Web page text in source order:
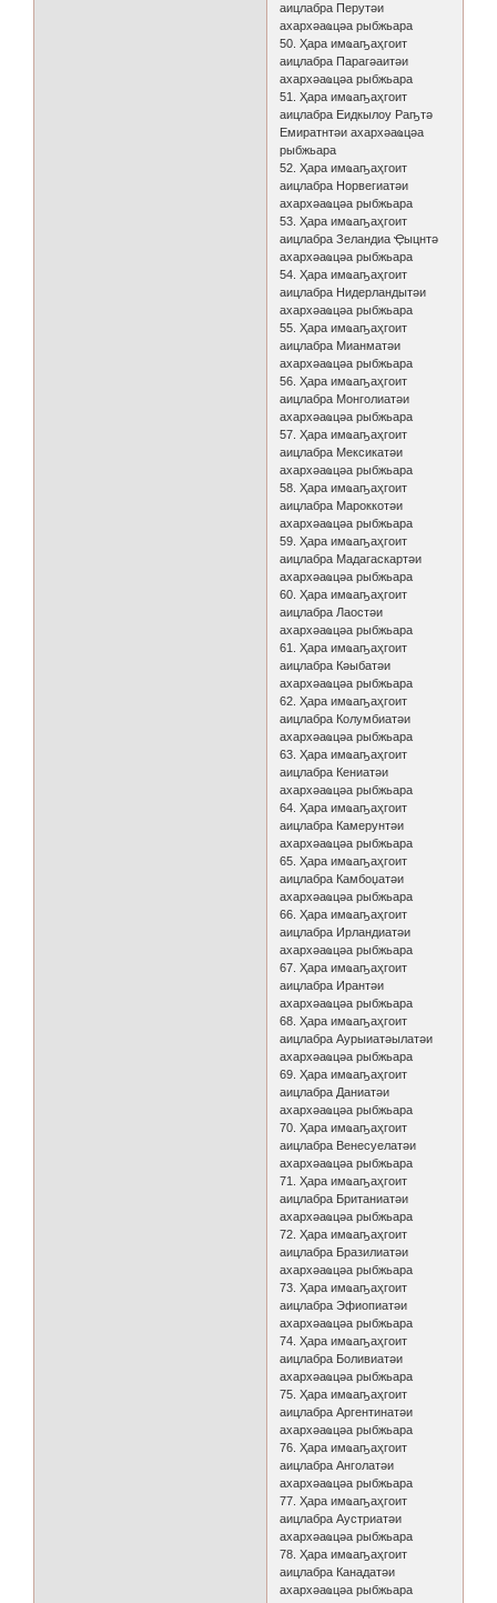
аицлабра Перутәи
ахархәаҩцәа рыбжьара
50. Ҳара имҩаҧаҳгоит
аицлабра Парагәаитәи
ахархәаҩцәа рыбжьара
51. Ҳара имҩаҧаҳгоит
аицлабра Еидкылоу Раҧтә
Емиратнтәи ахархәаҩцәа
рыбжьара
52. Ҳара имҩаҧаҳгоит
аицлабра Норвегиатәи
ахархәаҩцәа рыбжьара
53. Ҳара имҩаҧаҳгоит
аицлабра Зеландиа Ҿыцнтә
ахархәаҩцәа рыбжьара
54. Ҳара имҩаҧаҳгоит
аицлабра Нидерландытәи
ахархәаҩцәа рыбжьара
55. Ҳара имҩаҧаҳгоит
аицлабра Мианматәи
ахархәаҩцәа рыбжьара
56. Ҳара имҩаҧаҳгоит
аицлабра Монголиатәи
ахархәаҩцәа рыбжьара
57. Ҳара имҩаҧаҳгоит
аицлабра Мексикатәи
ахархәаҩцәа рыбжьара
58. Ҳара имҩаҧаҳгоит
аицлабра Мароккотәи
ахархәаҩцәа рыбжьара
59. Ҳара имҩаҧаҳгоит
аицлабра Мадагаскартәи
ахархәаҩцәа рыбжьара
60. Ҳара имҩаҧаҳгоит
аицлабра Лаостәи
ахархәаҩцәа рыбжьара
61. Ҳара имҩаҧаҳгоит
аицлабра Кәыбатәи
ахархәаҩцәа рыбжьара
62. Ҳара имҩаҧаҳгоит
аицлабра Колумбиатәи
ахархәаҩцәа рыбжьара
63. Ҳара имҩаҧаҳгоит
аицлабра Кениатәи
ахархәаҩцәа рыбжьара
64. Ҳара имҩаҧаҳгоит
аицлабра Камерунтәи
ахархәаҩцәа рыбжьара
65. Ҳара имҩаҧаҳгоит
аицлабра Камбоџатәи
ахархәаҩцәа рыбжьара
66. Ҳара имҩаҧаҳгоит
аицлабра Ирландиатәи
ахархәаҩцәа рыбжьара
67. Ҳара имҩаҧаҳгоит
аицлабра Ирантәи
ахархәаҩцәа рыбжьара
68. Ҳара имҩаҧаҳгоит
аицлабра Аурыиатәылатәи
ахархәаҩцәа рыбжьара
69. Ҳара имҩаҧаҳгоит
аицлабра Даниатәи
ахархәаҩцәа рыбжьара
70. Ҳара имҩаҧаҳгоит
аицлабра Венесуелатәи
ахархәаҩцәа рыбжьара
71. Ҳара имҩаҧаҳгоит
аицлабра Британиатәи
ахархәаҩцәа рыбжьара
72. Ҳара имҩаҧаҳгоит
аицлабра Бразилиатәи
ахархәаҩцәа рыбжьара
73. Ҳара имҩаҧаҳгоит
аицлабра Эфиопиатәи
ахархәаҩцәа рыбжьара
74. Ҳара имҩаҧаҳгоит
аицлабра Боливиатәи
ахархәаҩцәа рыбжьара
75. Ҳара имҩаҧаҳгоит
аицлабра Аргентинатәи
ахархәаҩцәа рыбжьара
76. Ҳара имҩаҧаҳгоит
аицлабра Анголатәи
ахархәаҩцәа рыбжьара
77. Ҳара имҩаҧаҳгоит
аицлабра Аустриатәи
ахархәаҩцәа рыбжьара
78. Ҳара имҩаҧаҳгоит
аицлабра Канадатәи
ахархәаҩцәа рыбжьара